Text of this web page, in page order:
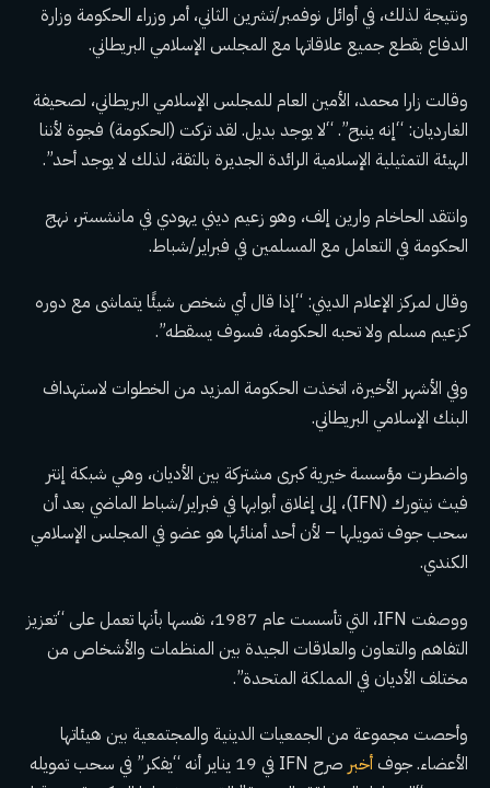
ونتيجة لذلك، في أوائل نوفمبر/تشرين الثاني، أمر وزراء الحكومة وزارة
الدفاع بقطع جميع علاقاتها مع المجلس الإسلامي البريطاني.
وقالت زارا محمد، الأمين العام للمجلس الإسلامي البريطاني، لصحيفة
الغارديان: “إنه ينبح”. “لا يوجد بديل. لقد تركت (الحكومة) فجوة لأننا
الهيئة التمثيلية الإسلامية الرائدة الجديرة بالثقة، لذلك لا يوجد أحد”.
وانتقد الحاخام وارين إلف، وهو زعيم ديني يهودي في مانشستر، نهج
الحكومة في التعامل مع المسلمين في فبراير/شباط.
وقال لمركز الإعلام الديني: “إذا قال أي شخص شيئًا يتماشى مع دوره
كزعيم مسلم ولا تحبه الحكومة، فسوف يسقطه”.
وفي الأشهر الأخيرة، اتخذت الحكومة المزيد من الخطوات لاستهداف
البنك الإسلامي البريطاني.
واضطرت مؤسسة خيرية كبرى مشتركة بين الأديان، وهي شبكة إنتر
فيث نيتورك (IFN)، إلى إغلاق أبوابها في فبراير/شباط الماضي بعد أن
سحب جوف تمويلها – لأن أحد أمنائها هو عضو في المجلس الإسلامي
الكندي.
ووصفت IFN، التي تأسست عام 1987، نفسها بأنها تعمل على “تعزيز
التفاهم والتعاون والعلاقات الجيدة بين المنظمات والأشخاص من
مختلف الأديان في المملكة المتحدة”.
وأحصت مجموعة من الجمعيات الدينية والمجتمعية بين هيئاتها
الأعضاء. جوف أخبر
صرح IFN في 19 يناير أنه “يفكر” في سحب تمويله